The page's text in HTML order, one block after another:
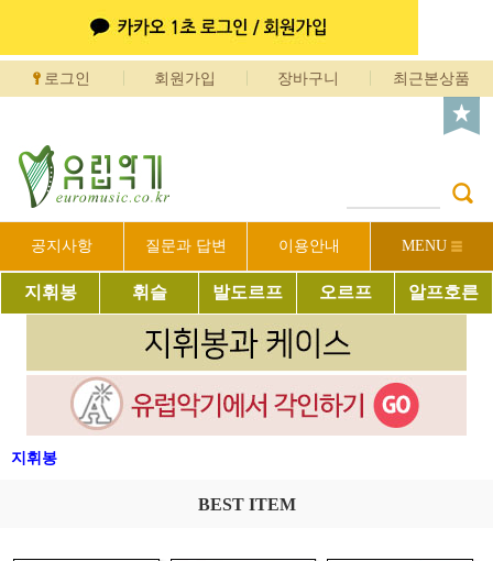
로그인 회원가입 장바구니 최근본상품
공지사항 질문과 답변 이용안내 MENU
지휘봉 휘슬 발도르프 오르프 알프호른
지휘봉
BEST ITEM